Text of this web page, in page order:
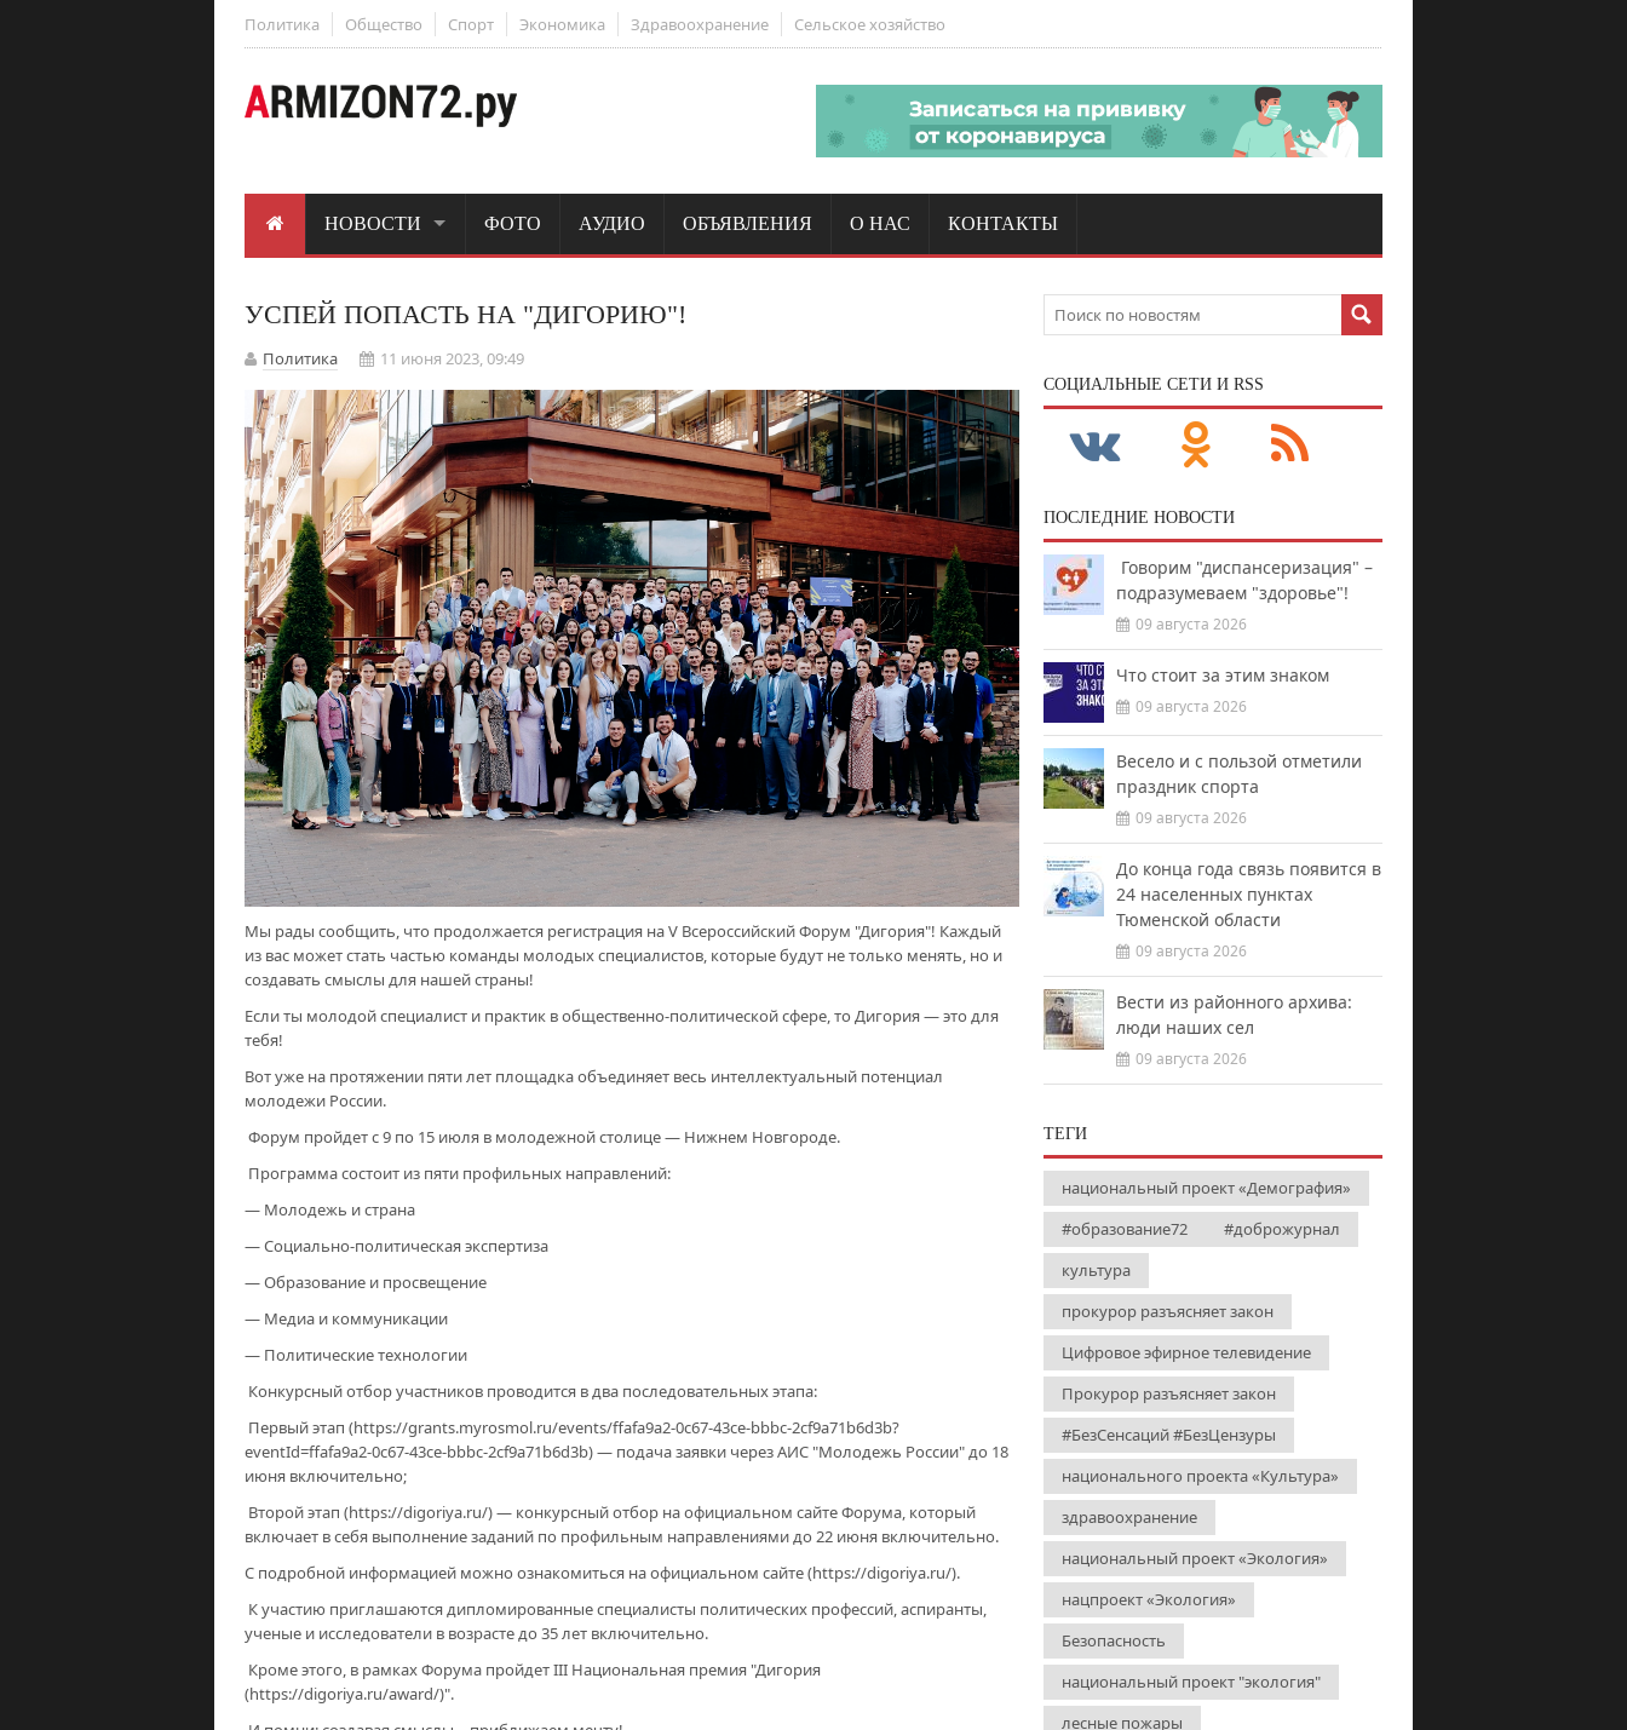
Политика Общество Спорт Экономика Здравоохранение Сельское хозяйство
НОВОСТИ ФОТО АУДИО ОБЪЯВЛЕНИЯ О НАС КОНТАКТЫ
УСПЕЙ ПОПАСТЬ НА "ДИГОРИЮ"!
Политика 11 июня 2023, 09:49
Мы рады сообщить, что продолжается регистрация на V Всероссийский Форум "Дигория"! Каждый
из вас может стать частью команды молодых специалистов, которые будут не только менять, но и
создавать смыслы для нашей страны!
Если ты молодой специалист и практик в общественно-политической сфере, то Дигория — это для
тебя!
Вот уже на протяжении пяти лет площадка объединяет весь интеллектуальный потенциал
молодежи России.
Форум пройдет с 9 по 15 июля в молодежной столице — Нижнем Новгороде.
Программа состоит из пяти профильных направлений:
— Молодежь и страна
— Социально-политическая экспертиза
— Образование и просвещение
— Медиа и коммуникации
— Политические технологии
Конкурсный отбор участников проводится в два последовательных этапа:
Первый этап (https://grants.myrosmol.ru/events/ffafa9a2-0c67-43ce-bbbc-2cf9a71b6d3b?
eventId=ffafa9a2-0c67-43ce-bbbc-2cf9a71b6d3b) — подача заявки через АИС "Молодежь России" до 18
июня включительно;
Второй этап (https://digoriya.ru/) — конкурсный отбор на официальном сайте Форума, который
включает в себя выполнение заданий по профильным направлениями до 22 июня включительно.
С подробной информацией можно ознакомиться на официальном сайте (https://digoriya.ru/).
К участию приглашаются дипломированные специалисты политических профессий, аспиранты,
ученые и исследователи в возрасте до 35 лет включительно.
Кроме этого, в рамках Форума пройдет III Национальная премия "Дигория
(https://digoriya.ru/award/)".
CОЦИАЛЬНЫЕ СЕТИ И RSS
ПОСЛЕДНИЕ НОВОСТИ
Говорим "диспансеризация" –
подразумеваем "здоровье"!
09 августа 2026
Что стоит за этим знаком
09 августа 2026
Весело и с пользой отметили
праздник спорта
09 августа 2026
До конца года связь появится в
24 населенных пунктах
Тюменской области
09 августа 2026
Вести из районного архива:
люди наших сел
09 августа 2026
ТЕГИ
национальный проект «Демография»
#образование72
#доброжурнал
культура
прокурор разъясняет закон
Цифровое эфирное телевидение
Прокурор разъясняет закон
#БезСенсаций #БезЦензуры
национального проекта «Культура»
здравоохранение
национальный проект «Экология»
нацпроект «Экология»
Безопасность
национальный проект "экология"
лесные пожары